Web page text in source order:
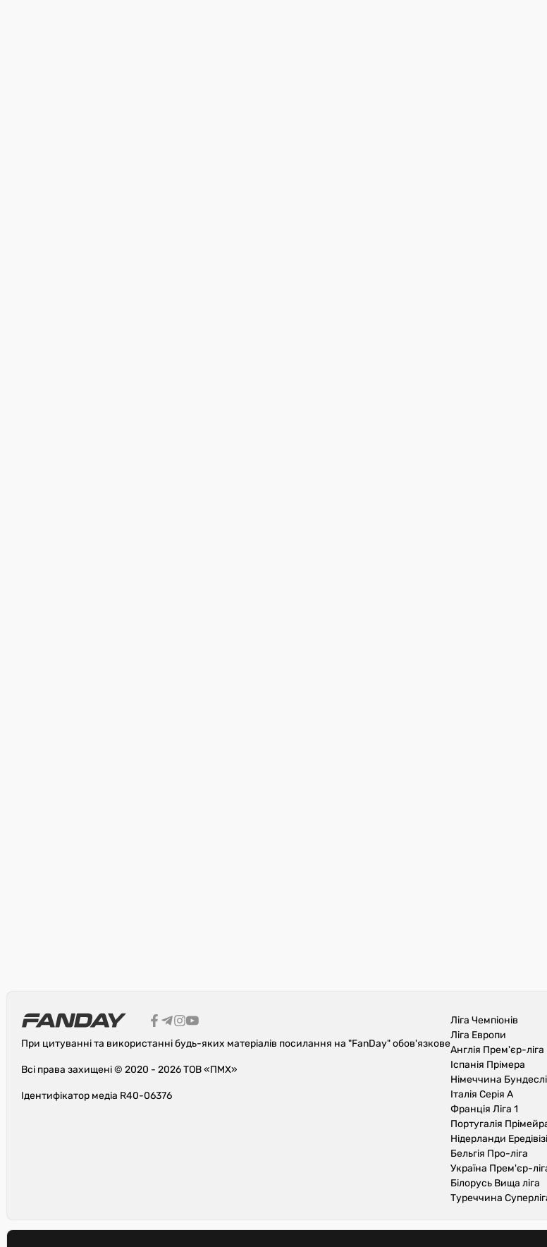
При цитуванні та використанні будь-яких матеріалів посилання на "FanDay" обов'язкове
Всі права захищені © 2020 - 2026 ТОВ «ПМХ»
Ідентифікатор медіа R40-06376
Ліга Чемпіонів
Ліга Европи
Англія Прем'єр-ліга
Іспанія Прімера
Німеччина
Італія Серія А
Франція Ліга 1
Португалія
Нідерланди Ередівізі
Бельгія Про-ліга
Україна Прем'єр-
Білорусь Вища ліга
Туреччина